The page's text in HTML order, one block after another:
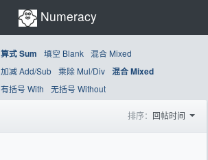
Numeracy
算式 Sum 填空 Blank 混合 Mixed
加减 Add/Sub 乘除 Mul/Div 混合 Mixed
有括号 With 无括号 Without
排序： 回帖时间